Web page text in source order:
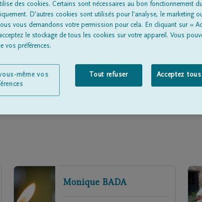
en
Monique BADA
des cookies. Certains sont nécessaires au bon fonctionnement
D'autres cookies sont utilisés pour l'analyse, le marketing
vous demandons votre permission pour cela. En cliquant sur «
le stockage de tous les cookies sur votre appareil. Vous
vos préférences.
Tout refuser Acceptez
même vos